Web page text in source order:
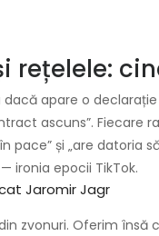
rețelele:
apare o
ascuns”. Fiecare
pace” și „are datoria
ironia epocii TikTok.
Jaromir Jagr
zvonuri. Oferim